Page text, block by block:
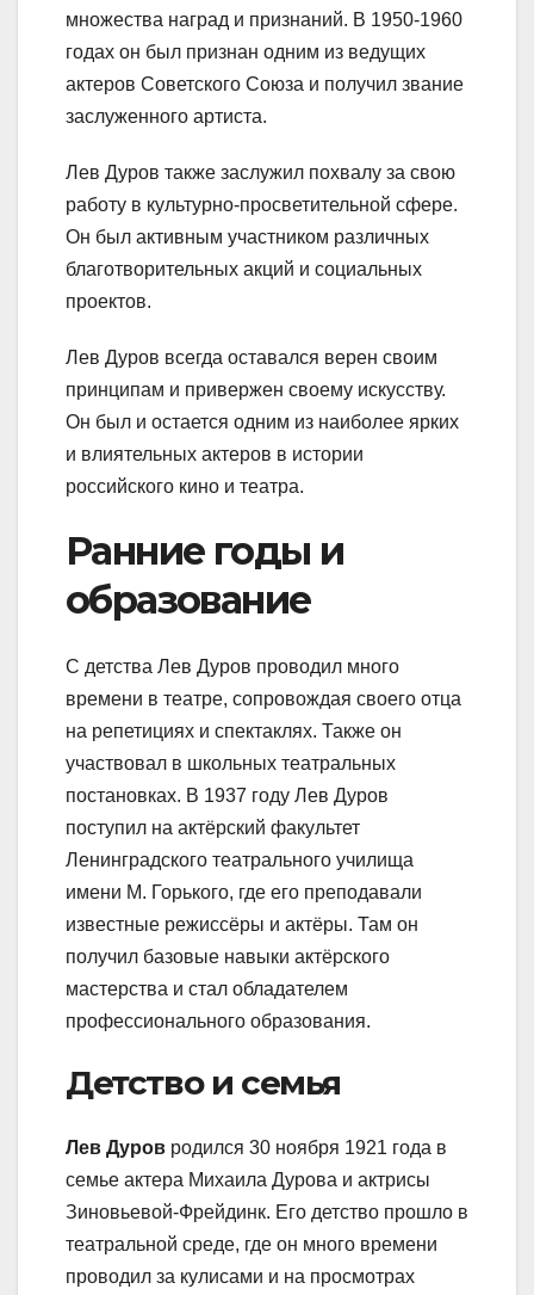
множества наград и признаний. В 1950-1960
годах он был признан одним из ведущих
актеров Советского Союза и получил звание
заслуженного артиста.
Лев Дуров также заслужил похвалу за свою
работу в культурно-просветительной сфере.
Он был активным участником различных
благотворительных акций и социальных
проектов.
Лев Дуров всегда оставался верен своим
принципам и привержен своему искусству.
Он был и остается одним из наиболее ярких
и влиятельных актеров в истории
российского кино и театра.
Ранние годы и
образование
С детства Лев Дуров проводил много
времени в театре, сопровождая своего отца
на репетициях и спектаклях. Также он
участвовал в школьных театральных
постановках. В 1937 году Лев Дуров
поступил на актёрский факультет
Ленинградского театрального училища
имени М. Горького, где его преподавали
известные режиссёры и актёры. Там он
получил базовые навыки актёрского
мастерства и стал обладателем
профессионального образования.
Детство и семья
Лев Дуров родился 30 ноября 1921 года в
семье актера Михаила Дурова и актрисы
Зиновьевой-Фрейдинк. Его детство прошло в
театральной среде, где он много времени
проводил за кулисами и на просмотрах